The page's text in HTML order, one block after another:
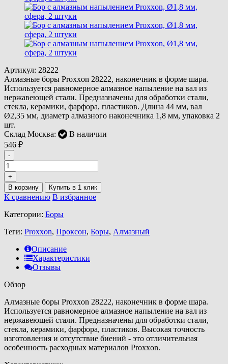
Артикул: 28222
Алмазные боры Proxxon 28222, наконечник в форме шара.
Используется равномерное алмазное напыление на вал из
нержавеющей стали. Предназначены для обработки стали,
стекла, керамики, фарфора, пластиков. Длина 44 мм, вал
Ø2,35 мм, диаметр алмазного наконечника 1,8 мм, упаковка 2
шт.
Склад Москва:
В наличии
546 ₽
-
+
В корзину
К сравнению В избранное
Категории: Боры
Теги: Proxxon, Проксон, Боры, Алмазный
Описание
Характеристики
Отзывы
Обзор
Алмазные боры Proxxon 28222, наконечник в форме шара.
Используется равномерное алмазное напыление на вал из
нержавеющей стали. Предназначены для обработки стали,
стекла, керамики, фарфора, пластиков. Высокая точность
изготовления и отсутствие биений - это отличительная
особенность расходных материалов Proxxon.